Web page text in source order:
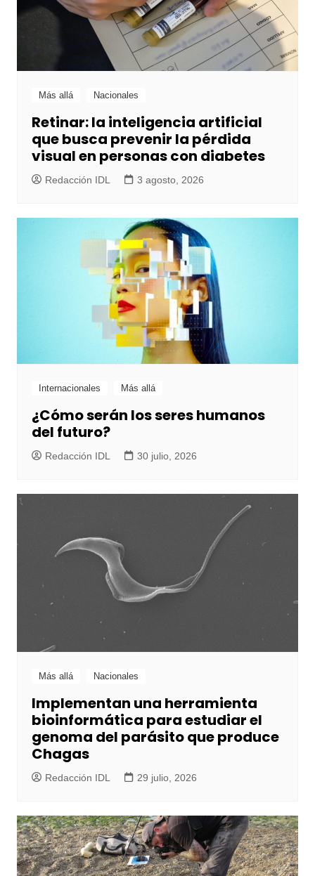
Más allá Nacionales
Retinar: la inteligencia artificial
que busca prevenir la pérdida
visual en personas con diabetes
Redacción IDL 3 agosto, 2026
Internacionales Más allá
¿Cómo serán los seres humanos
del futuro?
Redacción IDL 30 julio, 2026
Más allá Nacionales
Implementan una herramienta
bioinformática para estudiar el
genoma del parásito que produce
Chagas
Redacción IDL 29 julio, 2026